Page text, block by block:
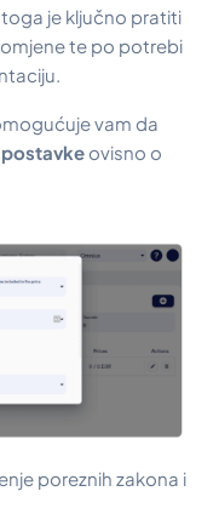
je ključno pratiti
te po potrebi
vam da
ovisno o
poreznih zakona i